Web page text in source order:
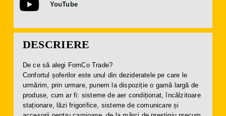
YouTube
DESCRIERE
De ce să alegi FomCo Trade?
Confortul șoferilor este unul din dezideratele pe care le
urmărim, prin urmare, punem la dispoziție o gamă largă de
produse, cum ar fi: sisteme de aer condiționat, încălzitoare
staționare, lăzi frigorifice, sisteme de comunicare și